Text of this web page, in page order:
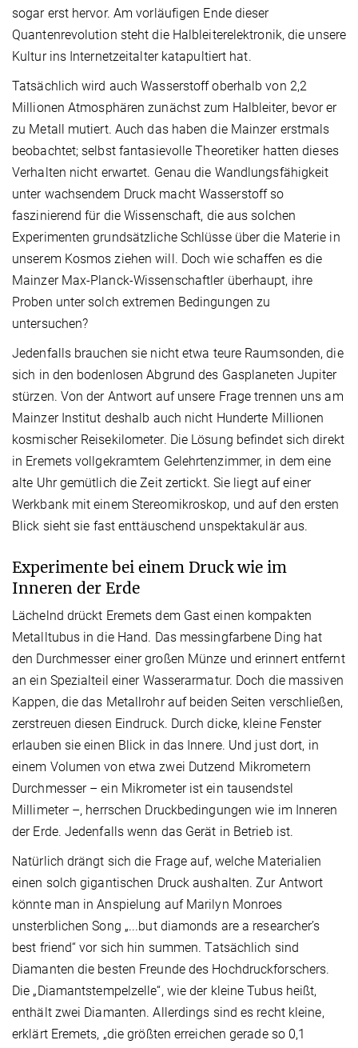
sogar erst hervor. Am vorläufigen Ende dieser
Quantenrevolution steht die Halbleiterelektronik, die unsere
Kultur ins Internetzeitalter katapultiert hat.
Tatsächlich wird auch Wasserstoff oberhalb von 2,2
Millionen Atmosphären zunächst zum Halbleiter, bevor er
zu Metall mutiert. Auch das haben die Mainzer erstmals
beobachtet; selbst fantasievolle Theoretiker hatten dieses
Verhalten nicht erwartet. Genau die Wandlungsfähigkeit
unter wachsendem Druck macht Wasserstoff so
faszinierend für die Wissenschaft, die aus solchen
Experimenten grundsätzliche Schlüsse über die Materie in
unserem Kosmos ziehen will. Doch wie schaffen es die
Mainzer Max-Planck-Wissenschaftler überhaupt, ihre
Proben unter solch extremen Bedingungen zu
untersuchen?
Jedenfalls brauchen sie nicht etwa teure Raumsonden, die
sich in den bodenlosen Abgrund des Gasplaneten Jupiter
stürzen. Von der Antwort auf unsere Frage trennen uns am
Mainzer Institut deshalb auch nicht Hunderte Millionen
kosmischer Reisekilometer. Die Lösung befindet sich direkt
in Eremets vollgekramtem Gelehrtenzimmer, in dem eine
alte Uhr gemütlich die Zeit zertickt. Sie liegt auf einer
Werkbank mit einem Stereomikroskop, und auf den ersten
Blick sieht sie fast enttäuschend unspektakulär aus.
Experimente bei einem Druck wie im
Inneren der Erde
Lächelnd drückt Eremets dem Gast einen kompakten
Metalltubus in die Hand. Das messingfarbene Ding hat
den Durchmesser einer großen Münze und erinnert entfernt
an ein Spezialteil einer Wasserarmatur. Doch die massiven
Kappen, die das Metallrohr auf beiden Seiten verschließen,
zerstreuen diesen Eindruck. Durch dicke, kleine Fenster
erlauben sie einen Blick in das Innere. Und just dort, in
einem Volumen von etwa zwei Dutzend Mikrometern
Durchmesser – ein Mikrometer ist ein tausendstel
Millimeter –, herrschen Druckbedingungen wie im Inneren
der Erde. Jedenfalls wenn das Gerät in Betrieb ist.
Natürlich drängt sich die Frage auf, welche Materialien
einen solch gigantischen Druck aushalten. Zur Antwort
könnte man in Anspielung auf Marilyn Monroes
unsterblichen Song „...but diamonds are a researcher’s
best friend“ vor sich hin summen. Tatsächlich sind
Diamanten die besten Freunde des Hochdruckforschers.
Die „Diamantstempelzelle“, wie der kleine Tubus heißt,
enthält zwei Diamanten. Allerdings sind es recht kleine,
erklärt Eremets, „die größten erreichen gerade so 0,1